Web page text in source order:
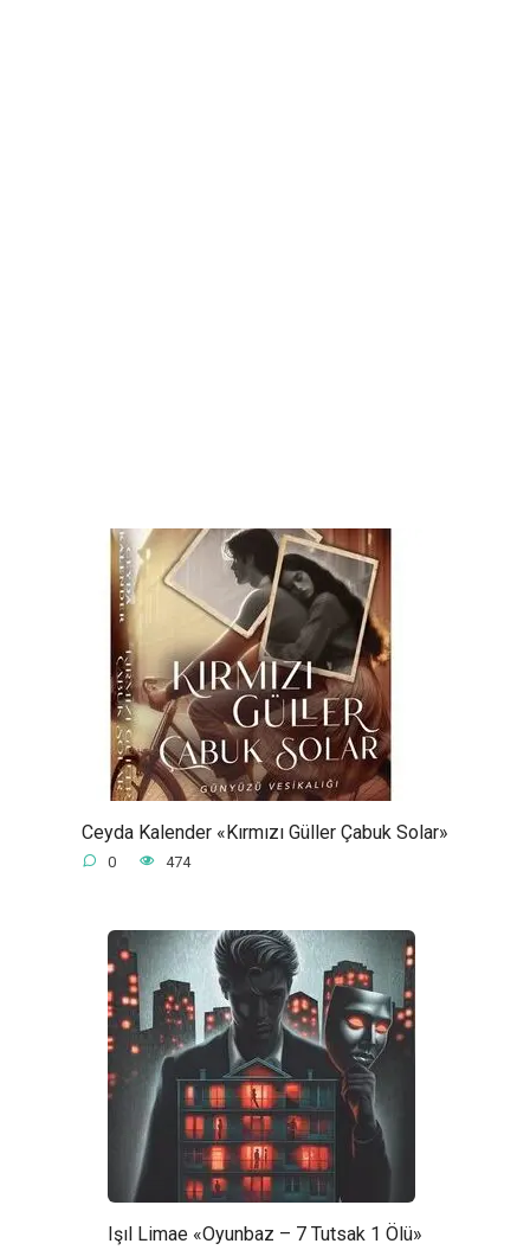
Ceyda Kalender «Kırmızı Güller Çabuk Solar»
0 474
Işıl Limae «Oyunbaz – 7 Tutsak 1 Ölü»